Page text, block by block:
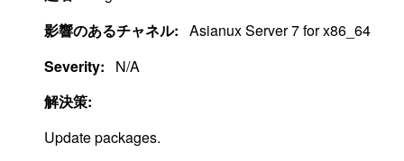
影響のあるチャネル: Asianux Server 7 for x86_64
Severity:
N/A
解決策:
Update packages.